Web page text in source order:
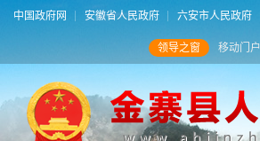
中国政府网 安徽省人民政府 六安市人民政府
领导之窗 移动门户